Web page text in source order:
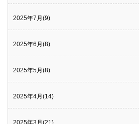
2025年7月(9)
2025年6月(8)
2025年5月(8)
2025年4月(14)
2025年3月(21)